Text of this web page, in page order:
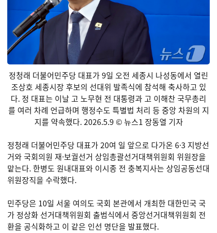
정청래 더불어민주당 대표가 9일 오전 세종시 나성동에서 열린
조상호 세종시장 후보의 선대위 발족식에 참석해 축사하고 있
다. 정 대표는 이날 고 노무현 전 대통령과 고 이해찬 국무총리
를 여러 차례 언급하며 행정수도 특별법 처리 등 중앙 차원의 지
지를 약속했다. 2026.5.9 © 뉴스1 장동열 기자
정청래 더불어민주당 대표가 20여 일 앞으로 다가온 6·3 지방선
거와 국회의원 재·보궐선거 상임총괄선거대책위원회 위원장을
맡는다. 한병도 원내대표와 이시종 전 충복지사는 상임공동선대
위원장직을 수락했다.
민주당은 10일 서울 여의도 국회 본관에서 개최한 대한민국 국
가 정상화 선거대책위원회 출범식에서 중앙선거대책위원회 전
환을 공식화하고 이 같은 인선 명단을 발표했다.